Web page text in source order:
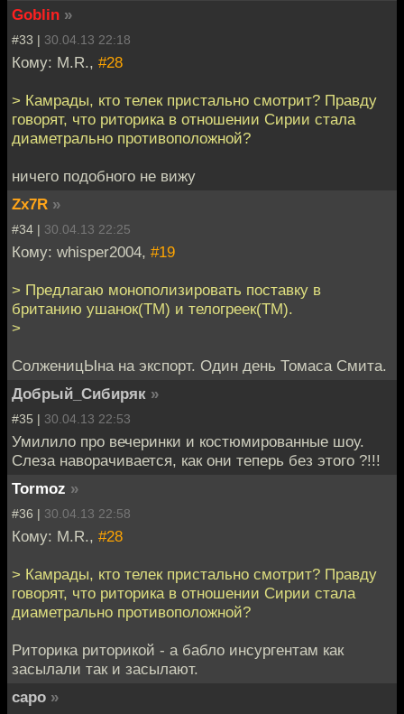
Goblin »
#33 | 30.04.13 22:18
Кому: M.R., #28
> Камрады, кто телек пристально смотрит? Правду
говорят, что риторика в отношении Сирии стала
диаметрально противоположной?
ничего подобного не вижу
Zx7R »
#34 | 30.04.13 22:25
Кому: whisper2004, #19
> Предлагаю монополизировать поставку в
британию ушанок(ТМ) и телогреек(ТМ).
>
СолженицЫна на экспорт. Один день Томаса Смита.
Добрый_Сибиряк »
#35 | 30.04.13 22:53
Умилило про вечеринки и костюмированные шоу.
Слеза наворачивается, как они теперь без этого ?!!!
Tormoz »
#36 | 30.04.13 22:58
Кому: M.R., #28
> Камрады, кто телек пристально смотрит? Правду
говорят, что риторика в отношении Сирии стала
диаметрально противоположной?
Риторика риторикой - а бабло инсургентам как
засылали так и засылают.
capo »